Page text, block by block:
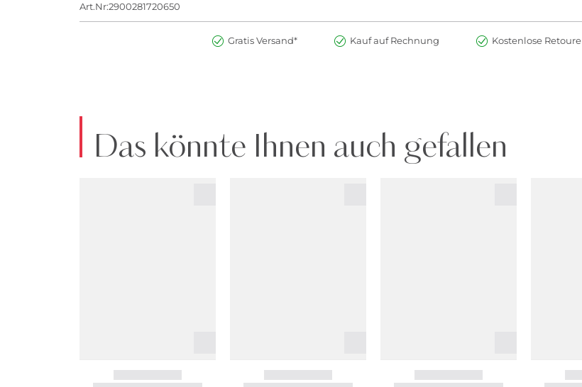
Art.Nr:2900281720650
Gratis Versand* Kauf auf Rechnung Kostenlose Retoure
Das könnte Ihnen auch gefallen